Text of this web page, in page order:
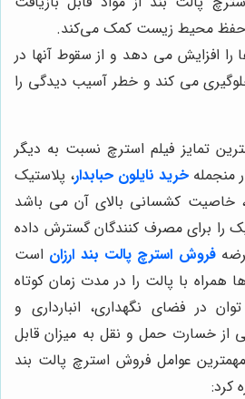
حفظ محیط زیست کمک می‌کند.
را افزایش می دهد و از سقوط آنها در
می کند و خطر آسیب دیدگی را
تمایز فیلم استرچ نسبت به دیگر
منجمله خرید نایلون حبابدار، پلاستیک
خاصیت کشسانی بالای آن می باشد
را برای مصرف کنندگان گسترش داده
فروش استرچ پالت بند ارزان است
همراه با پالت را در مدت زمان کوتاه
در فضای نگهداری، انبارداری و
از خسارت حمل و نقل به میزان قابل
عوامل فروش استرچ پالت بند
کرد: